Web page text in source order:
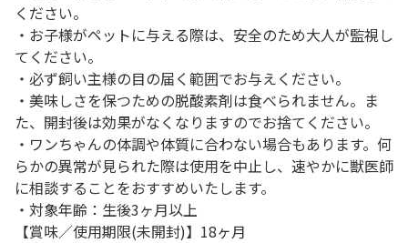
ください。
・お子様がペットに与える際は、安全のため大人が監視し
てください。
・必ず飼い主様の目の届く範囲でお与えください。
・美味しさを保つための脱酸素剤は食べられません。ま
た、開封後は効果がなくなりますのでお捨てください。
・ワンちゃんの体調や体質に合わない場合もあります。何
らかの異常が見られた際は使用を中止し、速やかに獣医師
に相談することをおすすめいたします。
・対象年齢：生後3ヶ月以上
【賞味／使用期限(未開封)】18ヶ月